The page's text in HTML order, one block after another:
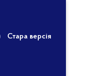
Стара версія